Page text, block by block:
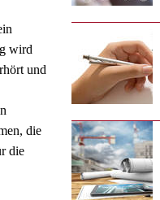
wird
und
die
die